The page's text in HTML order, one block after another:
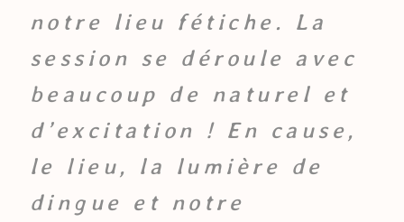
notre lieu fétiche. La
session se déroule avec
beaucoup de naturel et
d’excitation ! En cause,
le lieu, la lumière de
dingue et notre